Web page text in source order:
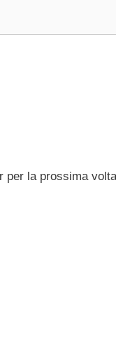
per la prossima